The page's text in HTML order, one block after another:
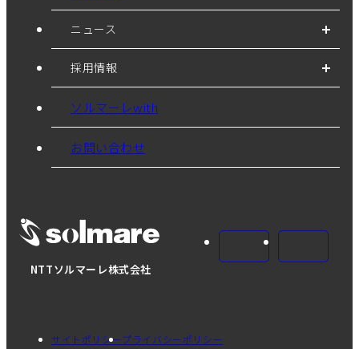
NTTソルマーレ株式会社
ニュース
採用情報
ソルマーレwith
お問い合わせ
サイトポリシープライバシーポリシー